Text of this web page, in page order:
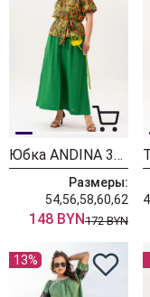
Юбка ANDINA 304-10
Размеры:
54,56,58,60,62
148 BYN172 BYN
13%